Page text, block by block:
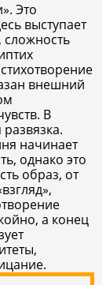
Это
выступает
сложность
внешний
В
начинает
однако это
образ, от
а конец